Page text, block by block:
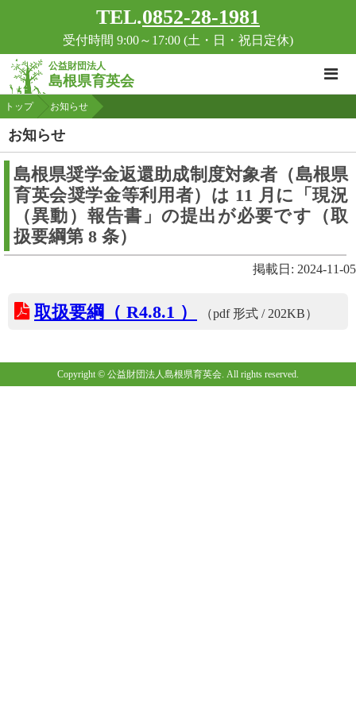
TEL.0852-28-1981
受付時間 9:00～17:00 (土・日・祝日定休)
公益財団法人
島根県育英会
トップ お知らせ
お知らせ
島根県奨学金返還助成制度対象者（島根県
育英会奨学金等利用者）は 11 月に「現況
（異動）報告書」の提出が必要です（取
扱要綱第 8 条）
掲載日: 2024-11-05
取扱要綱（ R4.8.1 ） （pdf 形式 / 202KB）
Copyright © 公益財団法人島根県育英会. All rights reserved.